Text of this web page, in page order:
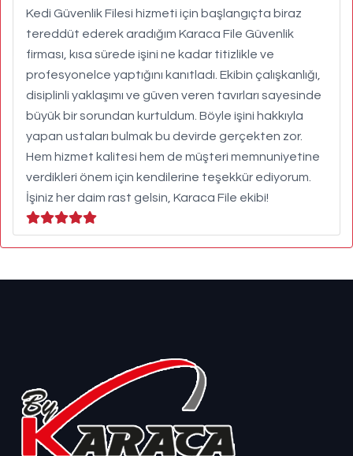
Kedi Güvenlik Filesi hizmeti için başlangıçta biraz
tereddüt ederek aradığım Karaca File Güvenlik
firması, kısa sürede işini ne kadar titizlikle ve
profesyonelce yaptığını kanıtladı. Ekibin çalışkanlığı,
disiplinli yaklaşımı ve güven veren tavırları sayesinde
büyük bir sorundan kurtuldum. Böyle işini hakkıyla
yapan ustaları bulmak bu devirde gerçekten zor.
Hem hizmet kalitesi hem de müşteri memnuniyetine
verdikleri önem için kendilerine teşekkür ediyorum.
İşiniz her daim rast gelsin, Karaca File ekibi!